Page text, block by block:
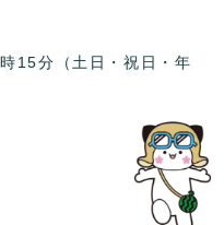
15分（土日・祝日・年